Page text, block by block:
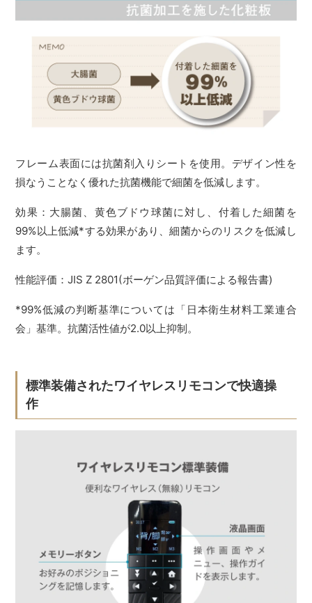
フレーム表面には抗菌剤入りシートを使用。デザイン性を
損なうことなく優れた抗菌機能で細菌を低減します。
効果：大腸菌、黄色ブドウ球菌に対し、付着した細菌を
99%以上低減*する効果があり、細菌からのリスクを低減し
ます。
性能評価：JIS Z 2801(ボーゲン品質評価による報告書)
*99%低減の判断基準については「日本衛生材料工業連合
会」基準。抗菌活性値が2.0以上抑制。
標準装備されたワイヤレスリモコンで快適操
作